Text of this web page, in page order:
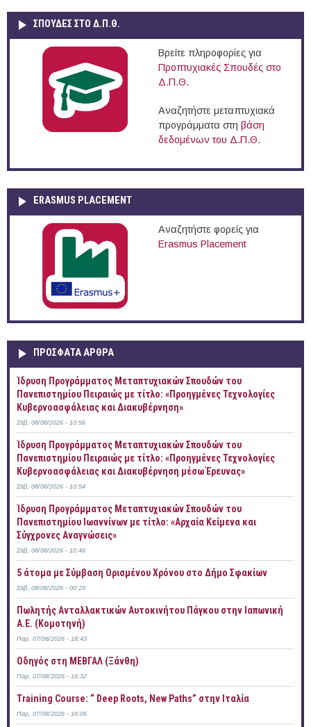
ΣΠΟΥΔΈΣ ΣΤΟ Δ.Π.Θ.
Βρείτε πληροφορίες για
Προπτυχιακές Σπουδές στο
Δ.Π.Θ.
Αναζητήστε μεταπτυχιακά
προγράμματα στη βάση
δεδομένων του Δ.Π.Θ.
ERASMUS PLACEMENT
Αναζητήστε φορείς για
Erasmus Placement
ΠΡOΣΦΑΤΑ AΡΘΡΑ
Ίδρυση Προγράμματος Μεταπτυχιακών Σπουδών του
Πανεπιστημίου Πειραιώς με τίτλο: «Προηγμένες Τεχνολογίες
Κυβερνοασφάλειας και Διακυβέρνηση»
Σάβ, 08/08/2026 - 10:56
Ίδρυση Προγράμματος Μεταπτυχιακών Σπουδών του
Πανεπιστημίου Πειραιώς με τίτλο: «Προηγμένες Τεχνολογίες
Κυβερνοασφάλειας και Διακυβέρνηση μέσω Έρευνας»
Σάβ, 08/08/2026 - 10:54
Ίδρυση Προγράμματος Μεταπτυχιακών Σπουδών του
Πανεπιστημίου Ιωαννίνων με τίτλο: «Αρχαία Κείμενα και
Σύγχρονες Αναγνώσεις»
Σάβ, 08/08/2026 - 10:46
5 άτομα με Σύμβαση Ορισμένου Χρόνου στο Δήμο Σφακίων
Σάβ, 08/08/2026 - 00:29
Πωλητής Ανταλλακτικών Αυτοκινήτου Πάγκου στην Ιαπωνική
Α.Ε. (Κομοτηνή)
Παρ, 07/08/2026 - 18:43
Οδηγός στη ΜΕΒΓΑΛ (Ξάνθη)
Παρ, 07/08/2026 - 16:32
Training Course: “ Deep Roots, New Paths” στην Ιταλία
Παρ, 07/08/2026 - 16:05